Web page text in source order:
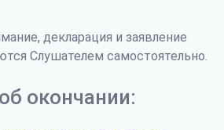
декларация и заявление
Слушателем самостоятельно.
окончании: